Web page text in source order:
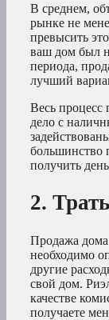
В среднем,
рынке не
превысить
ваш дом был
периода,
лучший
Весь процесс
дело с
большинство
получить
2.
Продажа
необходимо
другие
свой дом.
качестве
получаете